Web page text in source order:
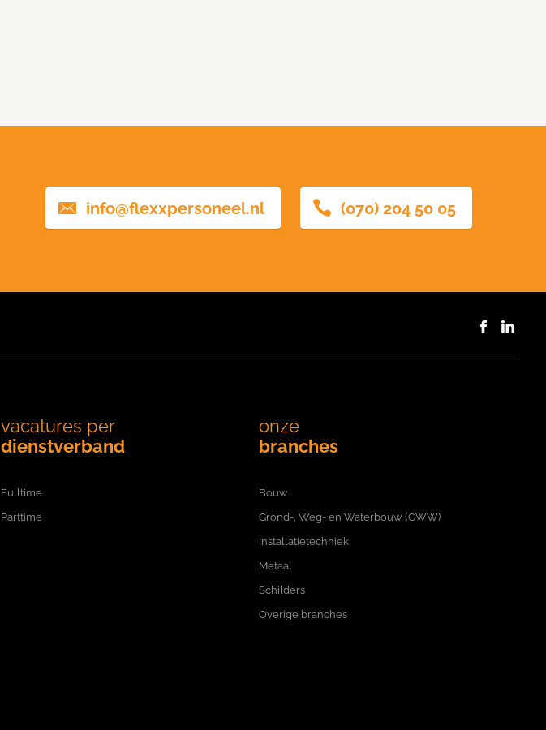
info@flexxpersoneel.nl (070) 204 50 05
vacatures per
dienstverband
Fulltime
Parttime
onze
branches
Bouw
Grond-, Weg- en Waterbouw (GWW)
Installatietechniek
Metaal
Schilders
Overige branches